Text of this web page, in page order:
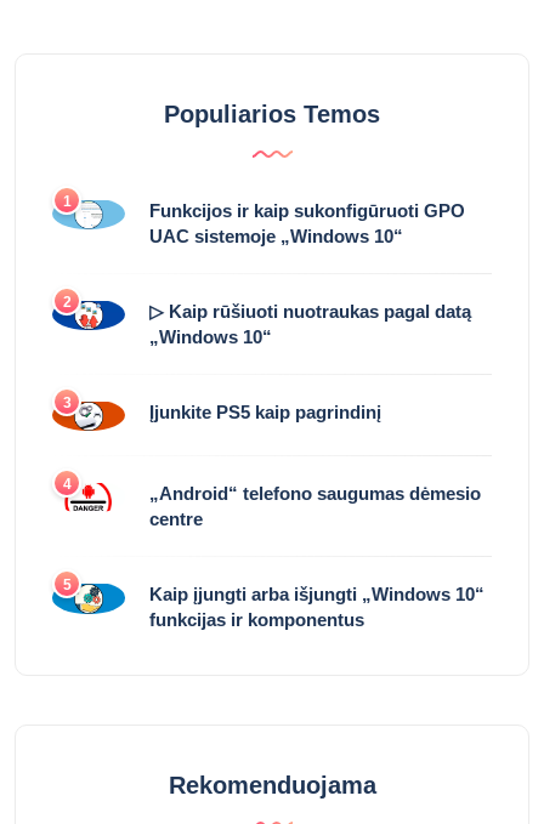
Populiarios Temos
1
Funkcijos ir kaip sukonfigūruoti GPO
UAC sistemoje „Windows 10“
2
▷ Kaip rūšiuoti nuotraukas pagal datą
„Windows 10“
3 Įjunkite PS5 kaip pagrindinį
4
„Android“ telefono saugumas dėmesio
centre
5
Kaip įjungti arba išjungti „Windows 10“
funkcijas ir komponentus
Rekomenduojama